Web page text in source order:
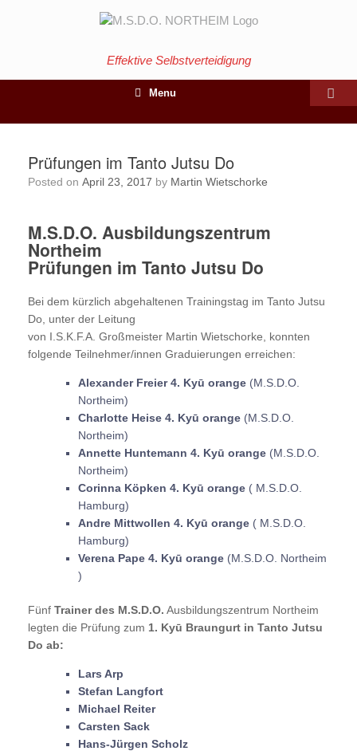
Effektive Selbstverteidigung
Menu
Prüfungen im Tanto Jutsu Do
Posted on April 23, 2017 by Martin Wietschorke
M.S.D.O. Ausbildungszentrum
Northeim
Prüfungen im Tanto Jutsu Do
Bei dem kürzlich abgehaltenen Trainingstag im Tanto Jutsu
Do, unter der Leitung
von I.S.K.F.A. Großmeister Martin Wietschorke, konnten
folgende Teilnehmer/innen Graduierungen erreichen:
Alexander Freier 4. Kyū orange (M.S.D.O.
Northeim)
Charlotte Heise 4. Kyū orange (M.S.D.O.
Northeim)
Annette Huntemann 4. Kyū orange (M.S.D.O.
Northeim)
Corinna Köpken 4. Kyū orange ( M.S.D.O.
Hamburg)
Andre Mittwollen 4. Kyū orange ( M.S.D.O.
Hamburg)
Verena Pape 4. Kyū orange (M.S.D.O. Northeim
)
Fünf Trainer des M.S.D.O. Ausbildungszentrum Northeim
legten die Prüfung zum 1. Kyū Braungurt in Tanto Jutsu
Do ab:
Lars Arp
Stefan Langfort
Michael Reiter
Carsten Sack
Hans-Jürgen Scholz